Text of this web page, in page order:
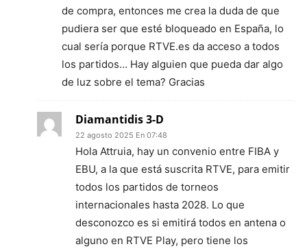
de compra, entonces me crea la duda de que
pudiera ser que esté bloqueado en España, lo
cual sería porque RTVE.es da acceso a todos
los partidos… Hay alguien que pueda dar algo
de luz sobre el tema? Gracias
Diamantidis 3-D
22 agosto 2025 En 07:48
Hola Attruia, hay un convenio entre FIBA y
EBU, a la que está suscrita RTVE, para emitir
todos los partidos de torneos
internacionales hasta 2028. Lo que
desconozco es si emitirá todos en antena o
alguno en RTVE Play, pero tiene los